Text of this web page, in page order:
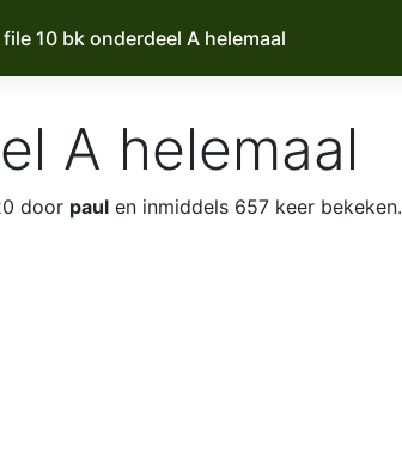
10 bk onderdeel A helemaal
A helemaal
door paul en inmiddels 657 keer bekeken.